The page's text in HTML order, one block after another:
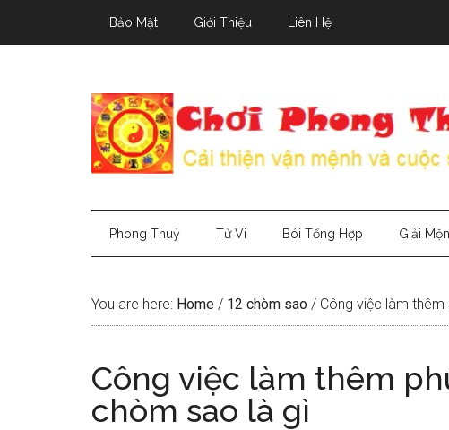
Bảo Mật Giới Thiệu Liên Hệ
Phong Thuỷ Tử Vi Bói Tổng Hợp Giải
You are here: Home / 12 chòm sao / Công việc làm
Công việc làm thêm
chòm sao là gì